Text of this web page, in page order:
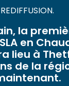
la
en
lieu à
de la